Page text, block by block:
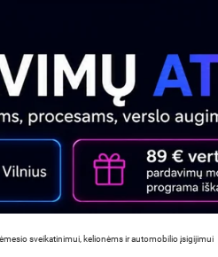
sveikatinimui, kelionėms ir automobilio įsigijimui